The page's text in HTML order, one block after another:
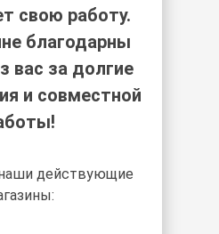
свою работу.
благодарны
вас за долгие
и совместной
действующие